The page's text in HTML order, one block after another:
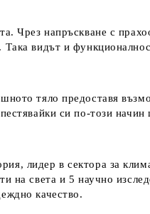
Чрез напръскване с
Така видът и
тяло предоставя
си по-този
лидер в сектора за
на света и 5 научно
качество.